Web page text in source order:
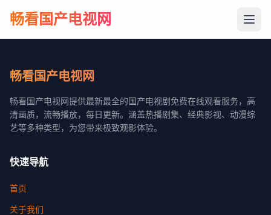
畅看国产电视网
畅看国产电视网
畅看国产电视网提供最新最全的国产电视剧免费在线观看服务，高
清画质，流畅播放，每日更新。涵盖热播剧集、经典影视、动漫综
艺等多种类型，为您带来极致观影体验。
快速导航
首页
关于我们